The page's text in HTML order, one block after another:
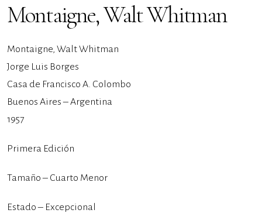
Montaigne, Walt Whitman
Montaigne, Walt Whitman
Jorge Luis Borges
Casa de Francisco A. Colombo
Buenos Aires – Argentina
1957
Primera Edición
Tamaño – Cuarto Menor
Estado – Excepcional